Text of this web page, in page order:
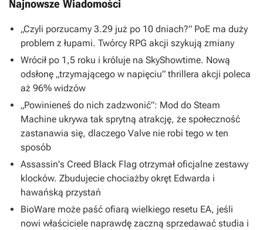
Najnowsze Wiadomości
„Czyli porzucamy 3.29 już po 10 dniach?” PoE ma duży
problem z łupami. Twórcy RPG akcji szykują zmiany
Wrócił po 1,5 roku i króluje na SkyShowtime. Nową
odsłonę „trzymającego w napięciu” thrillera akcji poleca
aż 96% widzów
„Powinieneś do nich zadzwonić”: Mod do Steam
Machine ukrywa tak sprytną atrakcję, że społeczność
zastanawia się, dlaczego Valve nie robi tego w ten
sposób
Assassin's Creed Black Flag otrzymał oficjalne zestawy
klocków. Zbudujecie chociażby okręt Edwarda i
hawańską przystań
BioWare może paść ofiarą wielkiego resetu EA, jeśli
nowi właściciele naprawdę zaczną sprzedawać studia i